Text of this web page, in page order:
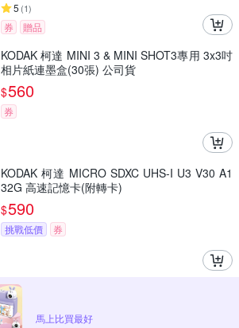
5 (1)
券 贈品
KODAK 柯達 MINI 3 & MINI SHOT3專用 3x3吋
相片紙連墨盒(30張) 公司貨
$560
券
KODAK 柯達 MICRO SDXC UHS-I U3 V30 A1
32G 高速記憶卡(附轉卡)
$590
挑戰低價 券
馬上比買最好